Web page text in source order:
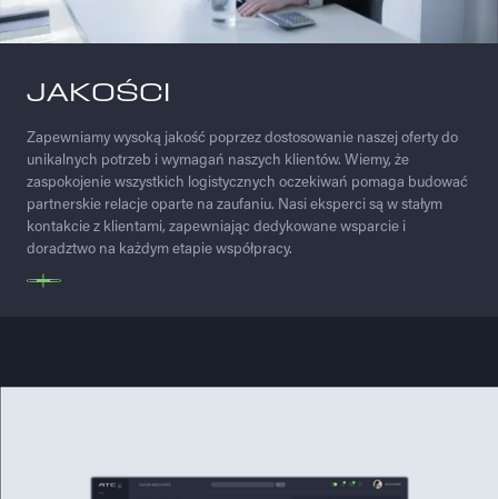
JAKOŚCI
Zapewniamy wysoką jakość poprzez dostosowanie naszej oferty do
unikalnych potrzeb i wymagań naszych klientów. Wiemy, że
zaspokojenie wszystkich logistycznych oczekiwań pomaga budować
partnerskie relacje oparte na zaufaniu. Nasi eksperci są w stałym
kontakcie z klientami, zapewniając dedykowane wsparcie i
doradztwo na każdym etapie współpracy.